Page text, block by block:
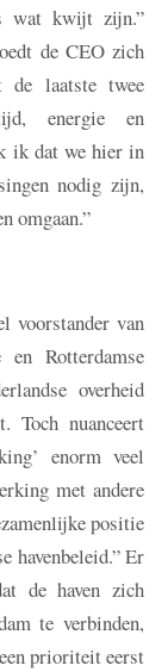
wat kwijt zijn.”
de CEO zich
laatste twee
energie en
ik dat we hier in
nodig zijn,
omgaan.”
voorstander van
en Rotterdamse
overheid
Toch nuanceert
enorm veel
met andere
positie
havenbeleid.” Er
de haven zich
te verbinden,
prioriteit eerst